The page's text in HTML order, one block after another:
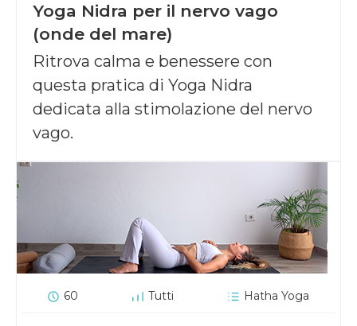
Yoga Nidra per il nervo vago
(onde del mare)
Ritrova calma e benessere con
questa pratica di Yoga Nidra
dedicata alla stimolazione del nervo
vago.
60 Tutti Hatha Yoga